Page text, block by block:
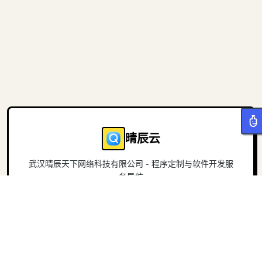
晴辰云
武汉晴辰天下网络科技有限公司 - 程序定制与软件开发服
务导航